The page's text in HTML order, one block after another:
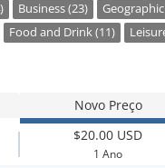
Business (23)
Food and Drink (11)
Novo Preço
$20.00 USD
1 Ano